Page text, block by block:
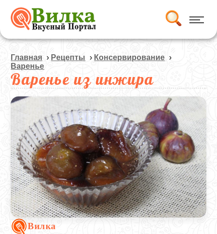
Главная › Рецепты › Консервирование ›
Варенье
Варенье из инжира
Вилка